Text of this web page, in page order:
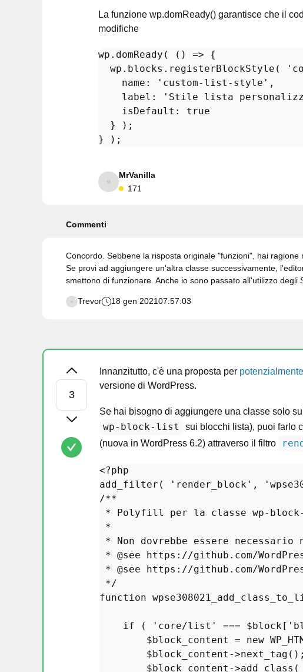
La funzione wp.domReady() garantisce che il
modifiche
wp. domReady ( () => {
  wp.blocks.
registerBlockStyle (
name : 'custom-list-style' ,
label : 'Stile lista
isDefault : true
  } );
MrVanilla
171
Commenti
Concordo. Sebbene la risposta originale "funzioni", hai ragione
Se provi ad aggiungere un'altra classe successivamente,
smettono di funzionare. Anche io sono passato all'utilizzo degli
Trevor 18 gen 202107:57:03
Innanzitutto, c'è una proposta per
versione di WordPress.
Se hai bisogno di aggiungere una classe solo
wp-block-list sui blocchi lista), puoi farlo
(nuova in WordPress 6.2) attraverso il filtro
<?php
add_filter ( 'render_block' ,
/**
* Polyfill per la classe wp-
*
* Non dovrebbe essere
* @see https://github.com/
* @see https://github.com/
*/
function
if ( 'core/list' === $block[
$block_content
= new
$block_content ->next_tag
$block_content ->add_class (